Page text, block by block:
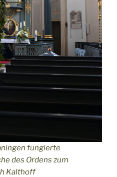
fungierte
des Ordens zum
Kalthoff